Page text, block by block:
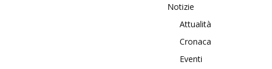
Notizie
Attualità
Cronaca
Eventi